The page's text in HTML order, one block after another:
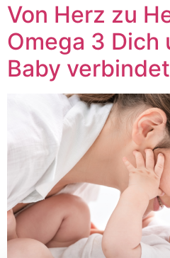
Von Herz zu
Omega 3 Dich
Baby verbindet